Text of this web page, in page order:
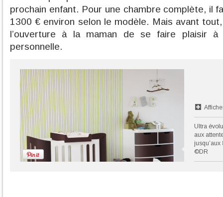
prochain enfant. Pour une chambre complète, il
1300 € environ selon le modèle. Mais avant
l’ouverture à la maman de se faire plaisir
personnelle.
Ultra
aux
jusqu’aux
©DR